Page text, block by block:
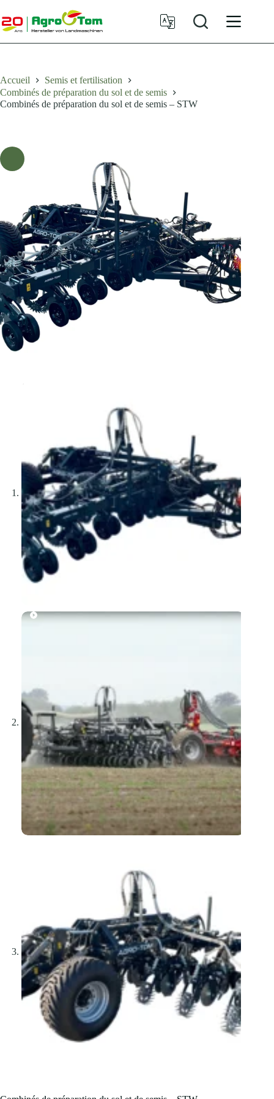
au
contenu
Accueil
Semis et fertilisation
Combinés de préparation du sol et de semis
Combinés de préparation du sol et de semis – STW